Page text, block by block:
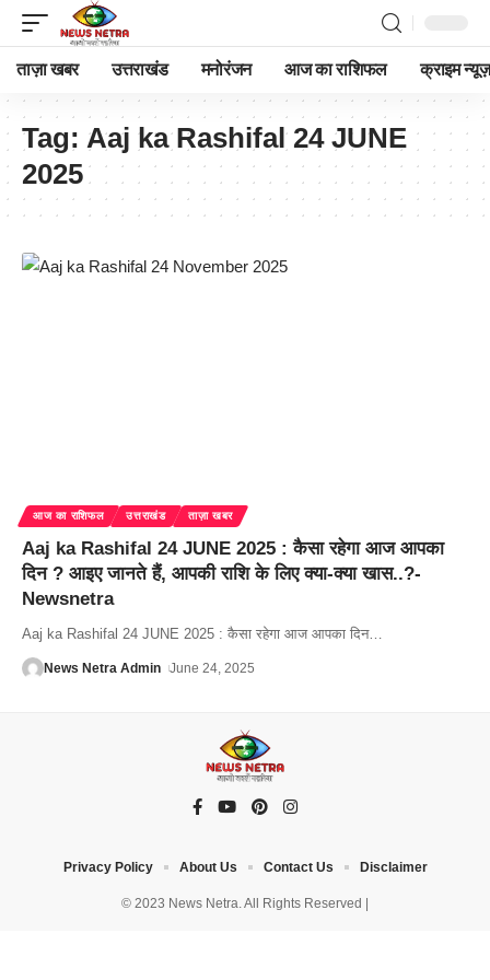
ताज़ा खबर उत्तराखंड मनोरंजन आज का राशिफल क्राइम न्यूज़
Tag: Aaj ka Rashifal 24 JUNE
2025
आज का राशिफल उत्तराखंड ताज़ा खबर
Aaj ka Rashifal 24 JUNE 2025 : कैसा रहेगा आज आपका
दिन ? आइए जानते हैं, आपकी राशि के लिए क्या-क्या खास..?-
Newsnetra
Aaj ka Rashifal 24 JUNE 2025 : कैसा रहेगा आज आपका दिन…
News Netra Admin June 24, 2025
© 2023 News Netra. All Rights Reserved |
Privacy Policy About Us Contact Us Disclaimer